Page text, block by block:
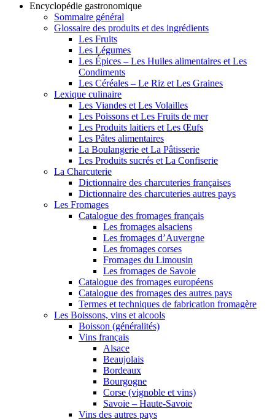
Encyclopédie gastronomique
Sommaire général
Glossaire des produits et des ingrédients
Les Fruits
Les Légumes
Les Épices – Les Huiles alimentaires et Les
Condiments
Les Céréales – Le Riz et Les Graines
Lexique culinaire
Les Viandes et Les Volailles
Les Poissons et Les Fruits de mer
Les Produits laitiers et Les Œufs
Les Pâtes alimentaires
La Boulangerie et La Pâtisserie
Les Produits sucrés et La Confiserie
La Charcuterie
Dictionnaire des charcuteries françaises
Dictionnaire des charcuteries autres pays
Les Fromages
Catalogue des fromages français
Les fromages alsaciens
Les fromages d’Auvergne
Les fromages corses
Fromages du Limousin
Les fromages de Savoie
Catalogue des fromages européens
Catalogue des fromages des autres pays
Termes et techniques de fabrication fromagère
Les Boissons, vins et alcools
Boisson (généralités)
Vins français
Alsace
Beaujolais
Bordeaux
Bourgogne
Corse (vignoble et vins)
Savoie – Haute-Savoie
Vins des autres pays